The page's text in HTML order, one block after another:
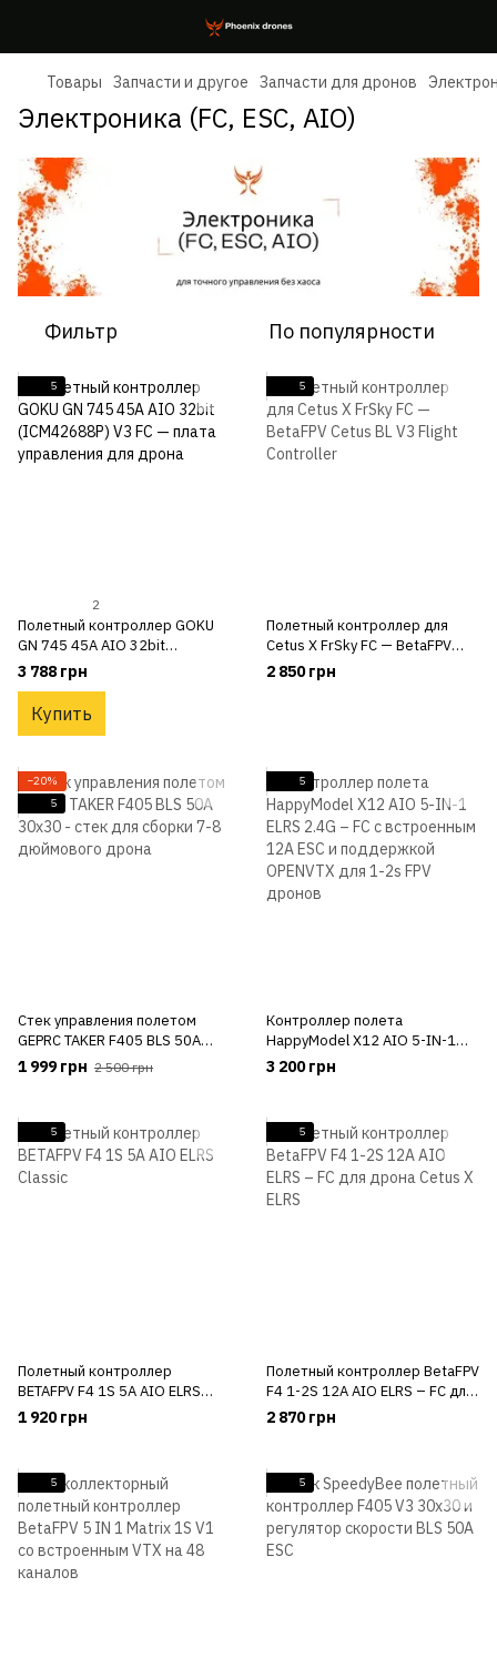
Товары Запчасти и другое Запчасти для дронов
Электроника (FC, ESC, AIO)
Фильтр По популярности
5
2
Полетный контроллер GOKU
GN 745 45A AIO 32bit
(ICM42688P) V3 FC — плата
управления для дрона
3 788 грн
Купить
5
Полетный контроллер для
Cetus X FrSky FC — BetaFPV
Cetus BL V3 Flight Controller
2 850 грн
−20%
5
Стек управления полетом
GEPRC TAKER F405 BLS 50A
30x30 - стек для сборки 7-8
дюймового дрона
1 999 грн 2 500 грн
5
Контроллер полета
HappyModel X12 AIO 5-IN-1
ELRS 2.4G – FC с встроенным
12A ESC и поддержкой
3 200 грн
5
Полетный контроллер
BETAFPV F4 1S 5A AIO ELRS
Classic
1 920 грн
5
Полетный контроллер BetaFPV
F4 1-2S 12A AIO ELRS – FC для
дрона Cetus X ELRS
2 870 грн
5 5